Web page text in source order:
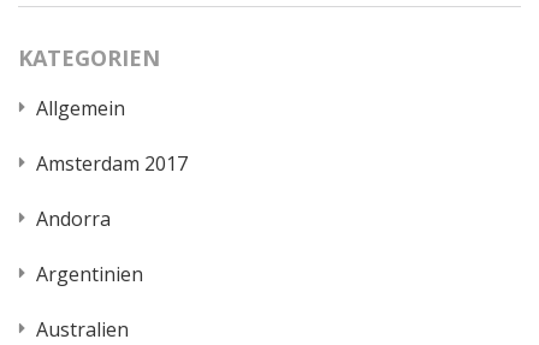
KATEGORIEN
Allgemein
Amsterdam 2017
Andorra
Argentinien
Australien